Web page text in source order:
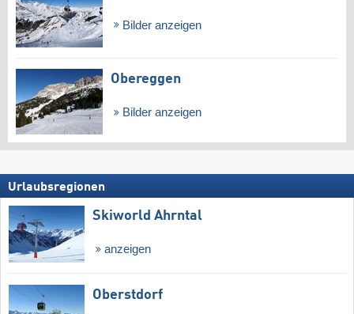
Bilder anzeigen
Obereggen
Bilder anzeigen
Urlaubsregionen
Skiworld Ahrntal
anzeigen
Oberstdorf